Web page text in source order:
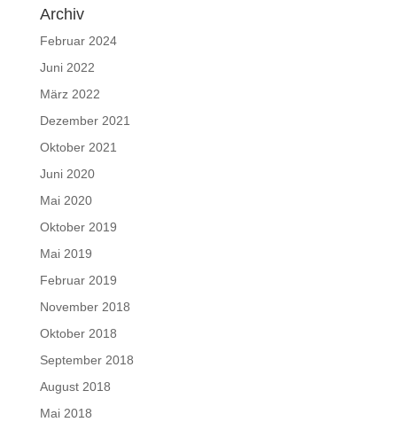
Archiv
Februar 2024
Juni 2022
März 2022
Dezember 2021
Oktober 2021
Juni 2020
Mai 2020
Oktober 2019
Mai 2019
Februar 2019
November 2018
Oktober 2018
September 2018
August 2018
Mai 2018